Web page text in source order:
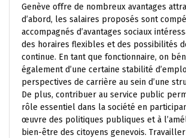
Genève offre de nombreux avantages
d’abord, les salaires proposés sont
accompagnés d’avantages sociaux
des horaires flexibles et des possibilités
continue. En tant que fonctionnaire, on
également d’une certaine stabilité
perspectives de carrière au sein d’une
De plus, contribuer au service public
rôle essentiel dans la société en
œuvre des politiques publiques et à
bien-être des citoyens genevois.